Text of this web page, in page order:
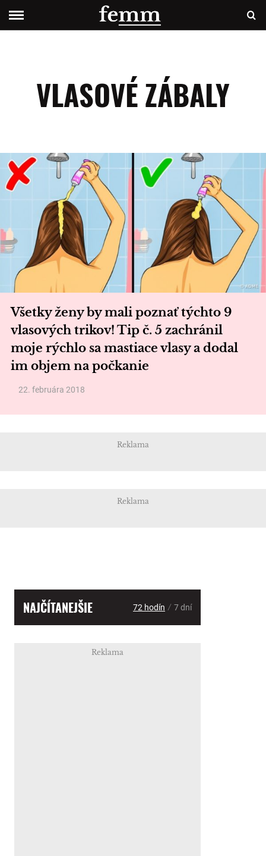
VLASOVÉ ZÁBALY
Všetky ženy by mali poznať týchto 9
vlasových trikov! Tip č. 5 zachránil
moje rýchlo sa mastiace vlasy a dodal
im objem na počkanie
22. februára 2018
Reklama
Reklama
NAJČÍTANEJŠIE 72 hodín / 7 dní
Reklama